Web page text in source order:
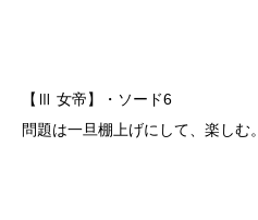
【Ⅲ 女帝】・ソード6
問題は一旦棚上げにして、楽しむ。